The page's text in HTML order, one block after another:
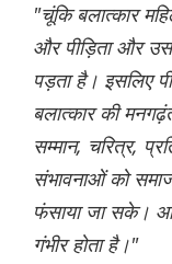
"चूंकि बलात्कार
और पीड़िता और
पड़ता है। इसलिए
बलात्कार की
सम्मान, चरित्र,
संभावनाओं को
फंसाया जा सके।
गंभीर होता है।"